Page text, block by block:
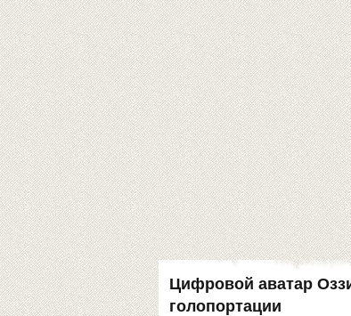
Цифровой аватар
голопортации